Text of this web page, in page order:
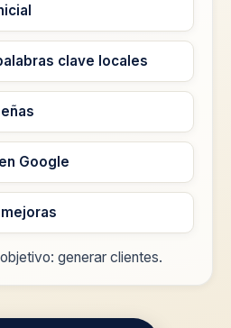
clave locales
Google
generar clientes.